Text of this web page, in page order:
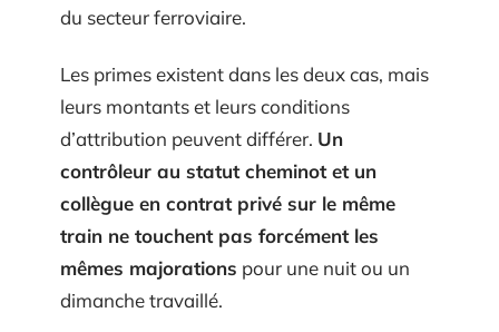
du secteur ferroviaire.
Les primes existent dans les deux cas, mais
leurs montants et leurs conditions
d’attribution peuvent différer. Un
contrôleur au statut cheminot et un
collègue en contrat privé sur le même
train ne touchent pas forcément les
mêmes majorations pour une nuit ou un
dimanche travaillé.